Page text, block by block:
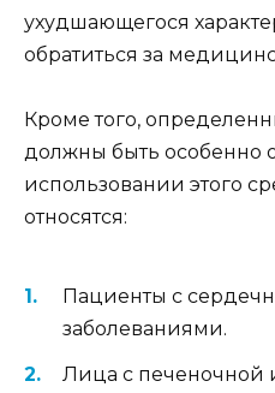
ухудшающегося
обратиться за
Кроме того,
должны быть особенно
использовании этого
относятся:
Пациенты с
заболеваниями.
Лица с печеночной